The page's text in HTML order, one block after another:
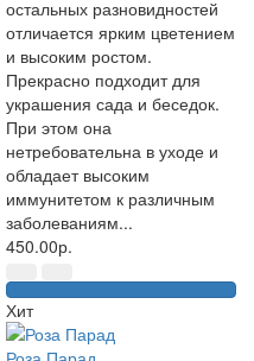
остальных разновидностей
отличается ярким цветением
и высоким ростом.
Прекрасно подходит для
украшения сада и беседок.
При этом она
нетребовательна в уходе и
обладает высоким
иммунитетом к различным
заболеваниям...
450.00р.
Хит